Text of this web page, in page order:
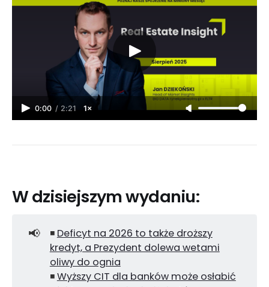
0:00 / 2:21 1×
W dzisiejszym wydaniu:
📢 ◾ Deficyt na 2026 to także droższy
kredyt, a Prezydent dolewa wetami
oliwy do ognia
◾Wyższy CIT dla banków może osłabić